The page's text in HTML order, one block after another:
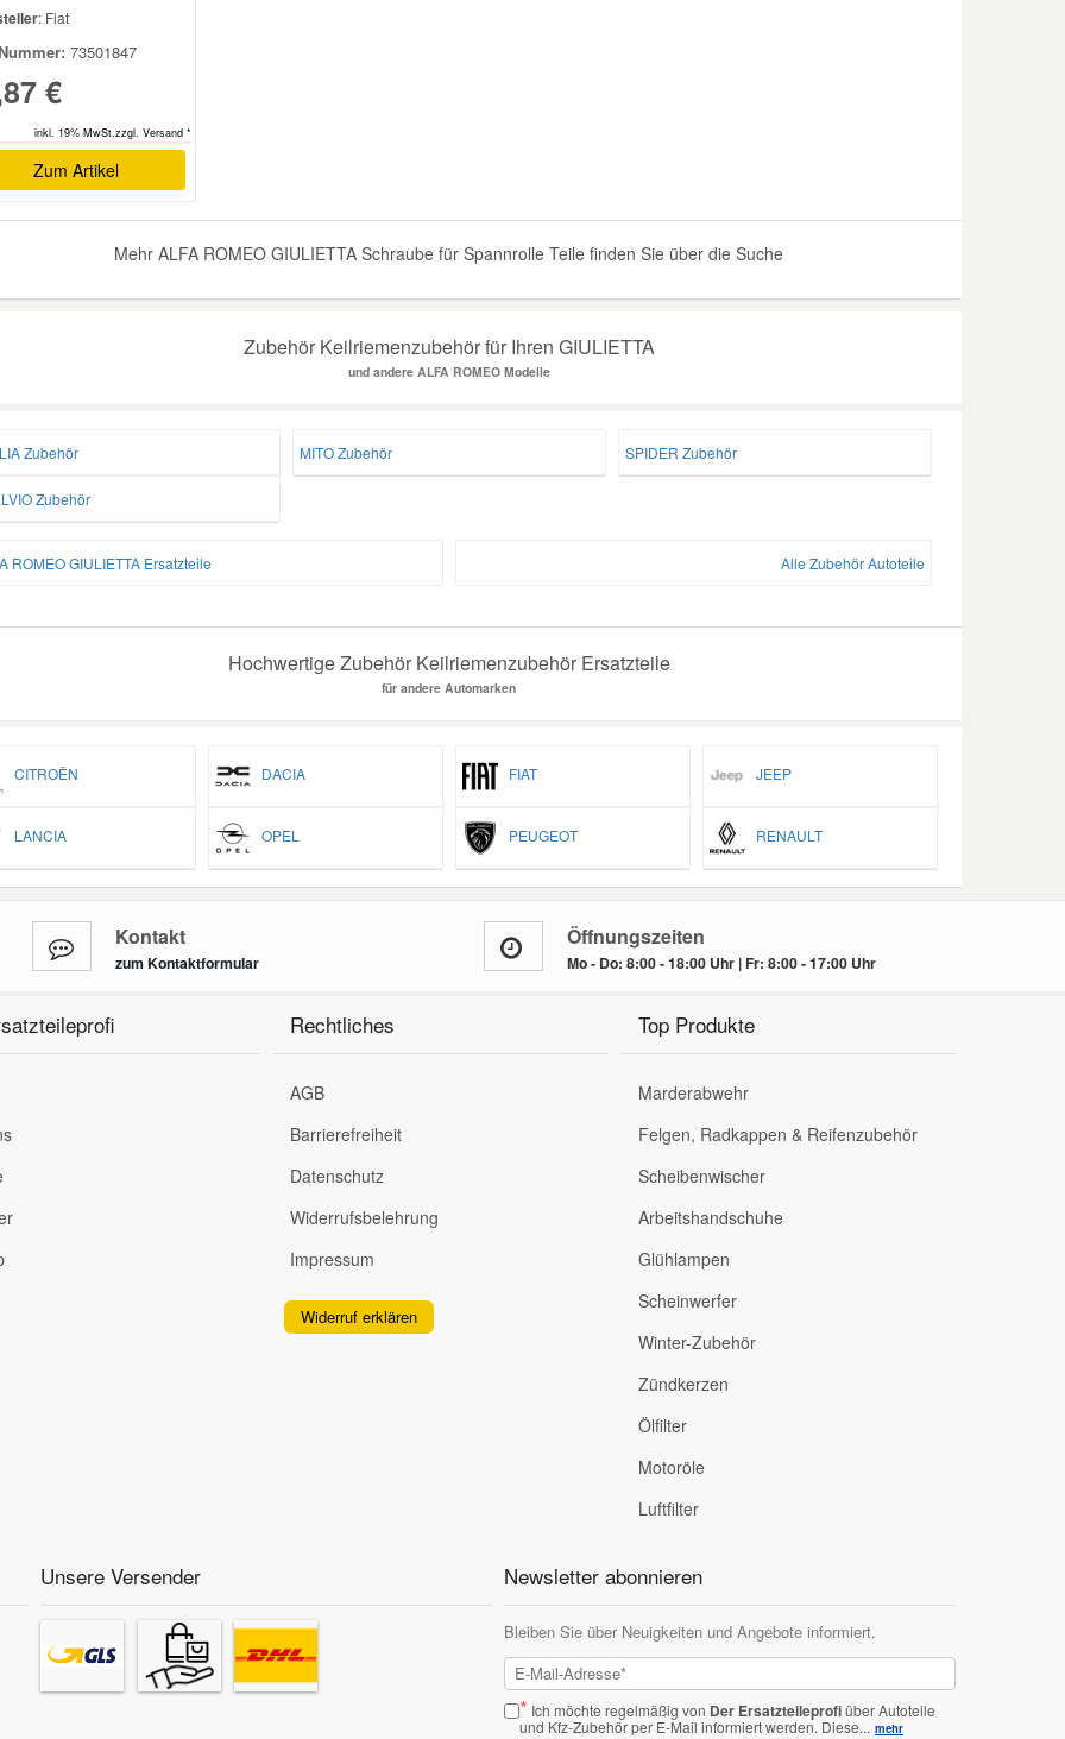
: Fiat
73501847
€
inkl. 19% MwSt.zzgl. Versand *
Zum Artikel
Mehr ALFA ROMEO GIULIETTA Schraube für Spannrolle Teile finden Sie über die Suche
Zubehör Keilriemenzubehör für Ihren GIULIETTA
und andere ALFA ROMEO Modelle
Zubehör MITO Zubehör SPIDER Zubehör
Zubehör
ROMEO GIULIETTA Ersatzteile Alle Zubehör Autoteile
Hochwertige Zubehör Keilriemenzubehör Ersatzteile
für andere Automarken
CITROËN DACIA FIAT JEEP
LANCIA OPEL PEUGEOT RENAULT
Kontakt
zum Kontaktformular
Öffnungszeiten
Mo - Do: 8:00 - 18:00 Uhr | Fr: 8:00 - 17:00 Uhr
Rechtliches
AGB
Barrierefreiheit
Datenschutz
Widerrufsbelehrung
Impressum
Widerruf erklären
Top Produkte
Marderabwehr
Felgen, Radkappen & Reifenzubehör
Scheibenwischer
Arbeitshandschuhe
Glühlampen
Scheinwerfer
Winter-Zubehör
Zündkerzen
Ölfilter
Motoröle
Luftfilter
Unsere Versender Newsletter abonnieren
Bleiben Sie über Neuigkeiten und Angebote informiert.
* Ich möchte regelmäßig von Der Ersatzteileprofiüber Autoteile
und Kfz-Zubehör per E-Mail informiert werden. Diese... mehr